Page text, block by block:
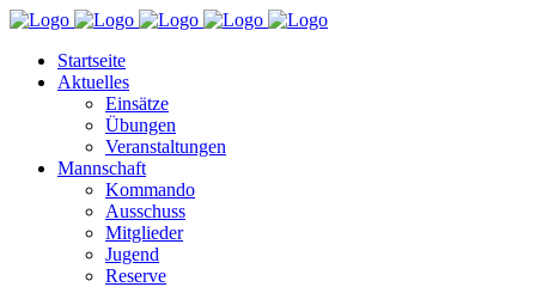
Startseite
Aktuelles
Einsätze
Übungen
Veranstaltungen
Mannschaft
Kommando
Ausschuss
Mitglieder
Jugend
Reserve